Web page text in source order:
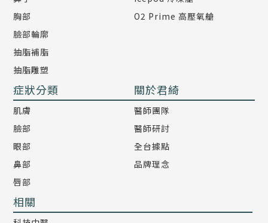
胸部
臉部輪廓
抽脂補脂
抽脂雕塑
O2 Prime 高壓氧艙
症狀分類
肌膚
臉部
眼部
鼻部
唇部
關於君綺
醫師團隊
醫師研討
全台據點
品牌理念
相關